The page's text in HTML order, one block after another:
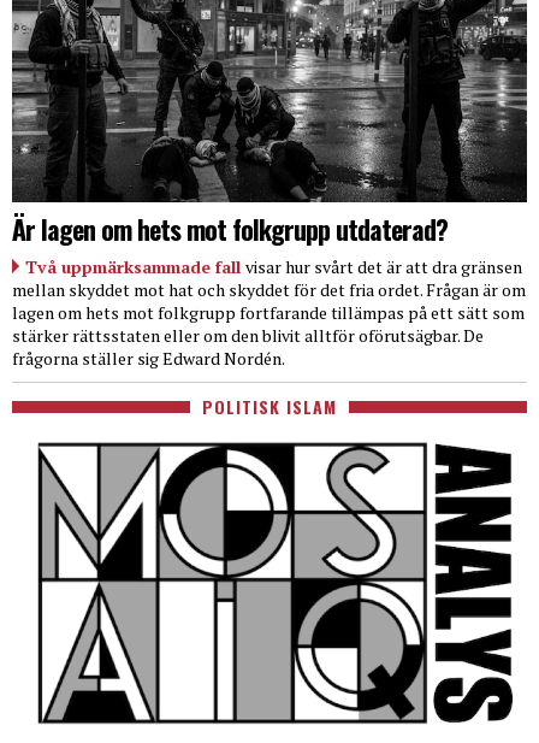
Är lagen om hets mot folkgrupp utdaterad?
Två uppmärksammade fall visar hur svårt det är att dra gränsen
mellan skyddet mot hat och skyddet för det fria ordet. Frågan är om
lagen om hets mot folkgrupp fortfarande tillämpas på ett sätt som
stärker rättsstaten eller om den blivit alltför oförutsägbar. De
frågorna ställer sig Edward Nordén.
POLITISK ISLAM